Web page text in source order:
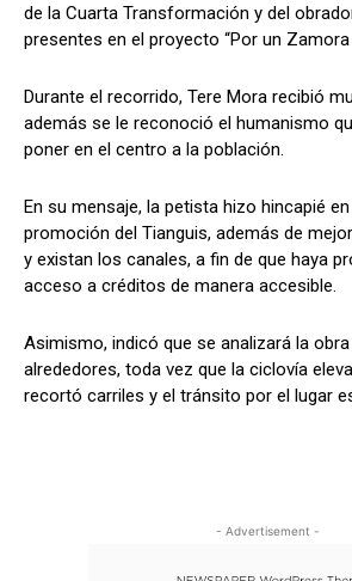
de la Cuarta Transformación y del
presentes en el proyecto “Por un Zamora
Durante el recorrido, Tere Mora recibió
además se le reconoció el humanismo
poner en el centro a la población.
En su mensaje, la petista hizo hincapié
promoción del Tianguis, además de
y existan los canales, a fin de que haya
acceso a créditos de manera accesible.
Asimismo, indicó que se analizará la
alrededores, toda vez que la ciclovía
recortó carriles y el tránsito por el lugar
- Advertisement -